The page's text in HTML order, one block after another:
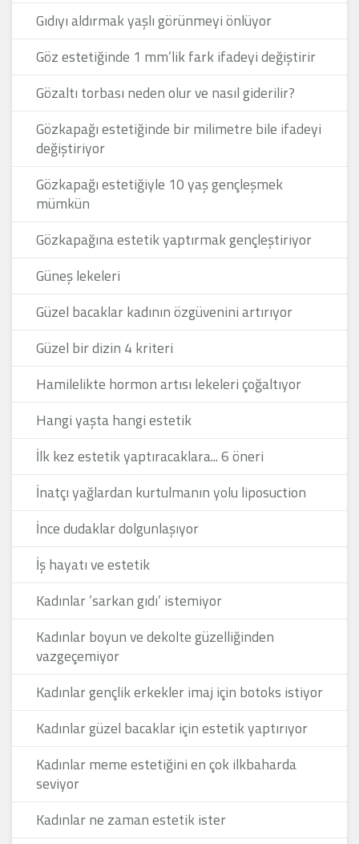
Gıdıyı aldırmak yaşlı görünmeyi önlüyor
Göz estetiğinde 1 mm’lik fark ifadeyi değiştirir
Gözaltı torbası neden olur ve nasıl giderilir?
Gözkapağı estetiğinde bir milimetre bile ifadeyi
değiştiriyor
Gözkapağı estetiğiyle 10 yaş gençleşmek
mümkün
Gözkapağına estetik yaptırmak gençleştiriyor
Güneş lekeleri
Güzel bacaklar kadının özgüvenini artırıyor
Güzel bir dizin 4 kriteri
Hamilelikte hormon artısı lekeleri çoğaltıyor
Hangi yaşta hangi estetik
İlk kez estetik yaptıracaklara... 6 öneri
İnatçı yağlardan kurtulmanın yolu liposuction
İnce dudaklar dolgunlaşıyor
İş hayatı ve estetik
Kadınlar ’sarkan gıdı’ istemiyor
Kadınlar boyun ve dekolte güzelliğinden
vazgeçemiyor
Kadınlar gençlik erkekler imaj için botoks istiyor
Kadınlar güzel bacaklar için estetik yaptırıyor
Kadınlar meme estetiğini en çok ilkbaharda
seviyor
Kadınlar ne zaman estetik ister